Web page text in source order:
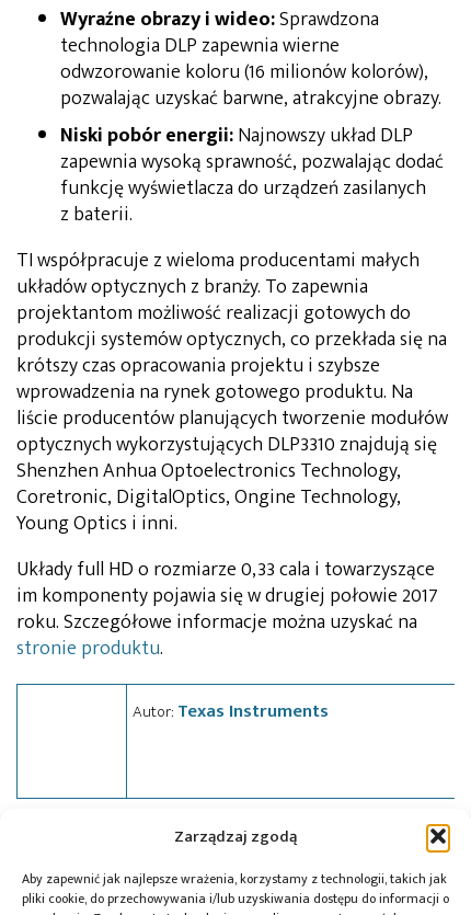
Zarządzaj zgodą
Aby zapewnić jak najlepsze wrażenia, korzystamy z technologii, takich jak
pliki cookie, do przechowywania i/lub uzyskiwania dostępu do informacji o
Wyraźne obrazy i wideo:Sprawdzona
technologia DLP zapewnia wierne
odwzorowanie koloru (16 milionów kolorów),
pozwalając uzyskać barwne, atrakcyjne obrazy.
Niski pobór energii:Najnowszy układ DLP
zapewnia wysoką sprawność, pozwalając dodać
funkcję wyświetlacza do urządzeń zasilanych
z baterii.
TI współpracuje z wieloma producentami małych
układów optycznych z branży. To zapewnia
projektantom możliwość realizacji gotowych do
produkcji systemów optycznych, co przekłada się na
krótszy czas opracowania projektu i szybsze
wprowadzenia na rynek gotowego produktu. Na
liście producentów planujących tworzenie modułów
optycznych wykorzystujących DLP3310 znajdują się
Shenzhen Anhua Optoelectronics Technology,
Coretronic, DigitalOptics, Ongine Technology,
Young Optics i inni.
Układy full HD o rozmiarze 0,33 cala i towarzyszące
im komponenty pojawia się w drugiej połowie 2017
roku. Szczegółowe informacje można uzyskać na
stronie produktu.
Autor: Texas Instruments
Texas Instruments,wyświetlacz